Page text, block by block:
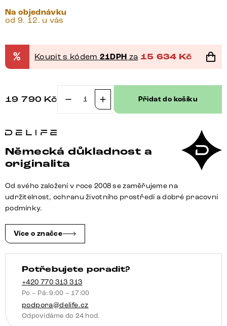
Na objednávku
od 9. 12. u vás
% Koupit s kódem 21DPH za 15 634 Kč
19 790 Kč
Konzolový
tvar
140×40
cm
keramika
bílá
zlatá
šedá
Livos
kov
titanová
barva
množství
Přidat do košíku
Německá důkladnost a
originalita
Od svého založení v roce 2008 se zaměřujeme na
udržitelnost, ochranu životního prostředí a dobré pracovní
podmínky.
Více o značce
Potřebujete poradit?
+420 770 313 313
Po – Pá: 9:00 – 17:00
podpora@delife.cz
Odpovídáme do 24 hod.